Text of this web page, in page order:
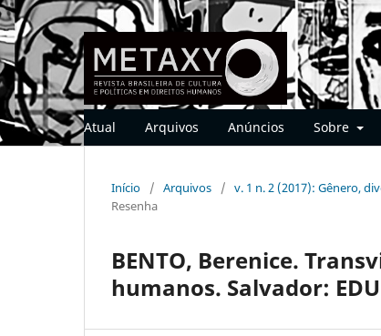
Atual Arquivos Anúncios Sobre
Início / Arquivos / v. 1 n. 2 (2017): Gênero,
Resenha
BENTO, Berenice.
humanos. Salvador: